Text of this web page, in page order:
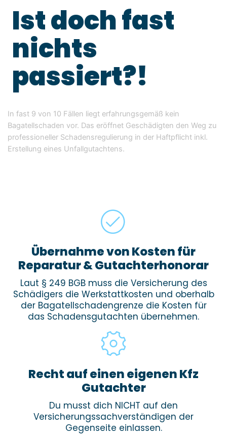
Ist doch fast
nichts
passiert?!
In fast 9 von 10 Fällen liegt erfahrungsgemäß kein
Bagatellschaden vor. Das eröffnet Geschädigten den Weg zu
professioneller Schadensregulierung in der Haftpflicht inkl.
Erstellung eines Unfallgutachtens.
Übernahme von Kosten für
Reparatur & Gutachterhonorar
Laut § 249 BGB muss die Versicherung des
Schädigers die Werkstattkosten und oberhalb
der Bagatellschadengrenze die Kosten für
das Schadensgutachten übernehmen.
Recht auf einen eigenen Kfz
Gutachter
Du musst dich NICHT auf den
Versicherungssachverständigen der
Gegenseite einlassen.